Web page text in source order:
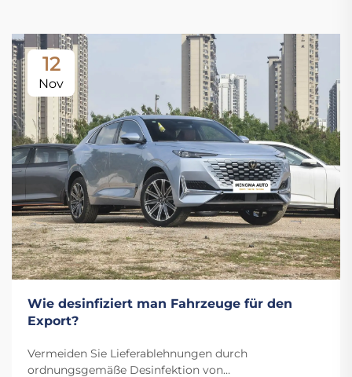
12
Nov
Wie desinfiziert man Fahrzeuge für den
Export?
Vermeiden Sie Lieferablehnungen durch
ordnungsgemäße Desinfektion von